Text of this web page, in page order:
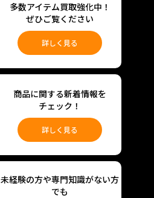
多数アイテム買取強化中！
ぜひご覧ください
詳しく見る
商品に関する新着情報を
チェック！
詳しく見る
未経験の方や専門知識がない方
でも